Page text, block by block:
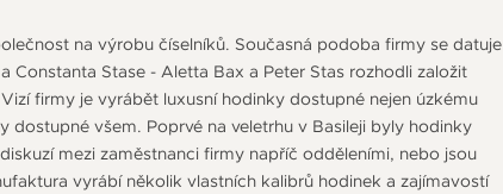
na výrobu číselníků. Současná podoba firmy se datuje
Constanta Stase - Aletta Bax a Peter Stas rozhodli založit
firmy je vyrábět luxusní hodinky dostupné nejen úzkému
dostupné všem. Poprvé na veletrhu v Basileji byly hodinky
mezi zaměstnanci firmy napříč odděleními, nebo jsou
vyrábí několik vlastních kalibrů hodinek a zajímavostí